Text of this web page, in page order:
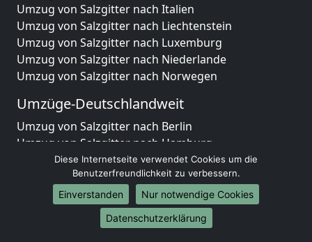
Umzug von Salzgitter nach Italien
Umzug von Salzgitter nach Liechtenstein
Umzug von Salzgitter nach Luxemburg
Umzug von Salzgitter nach Niederlande
Umzug von Salzgitter nach Norwegen
Umzüge-Deutschlandweit
Umzug von Salzgitter nach Berlin
Umzug von Salzgitter nach Hamburg
Umzug von Salzgitter nach München
Umzug von Salzgitter nach Köln
Umzug von Salzgitter nach Frankfurt am Main
Umzug von Salzgitter nach Stuttgart
Umzug von Salzgitter nach Düsseldorf
Diese Internetseite verwendet Cookies um die
Benutzerfreundlichkeit zu verbessern.
Einverstanden
Nur notwendige Cookies
Datenschutzerklärung